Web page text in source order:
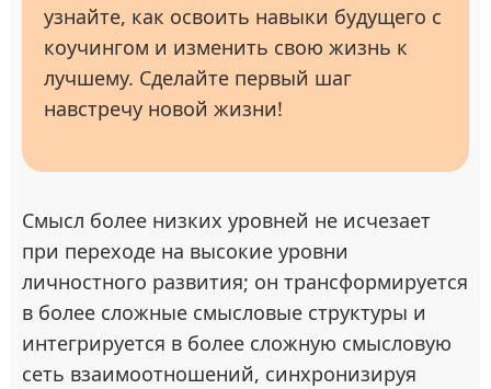
узнайте, как освоить навыки будущего с
коучингом и изменить свою жизнь к
лучшему. Сделайте первый шаг
навстречу новой жизни!
Смысл более низких уровней не исчезает
при переходе на высокие уровни
личностного развития; он трансформируется
в более сложные смысловые структуры и
интегрируется в более сложную смысловую
сеть взаимоотношений, синхронизируя